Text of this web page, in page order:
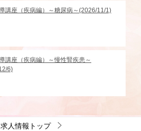
講座（疾病編）～糖尿病～(2026/11/1)
講座（疾病編）～慢性腎疾患～
6)
求人情報トップ